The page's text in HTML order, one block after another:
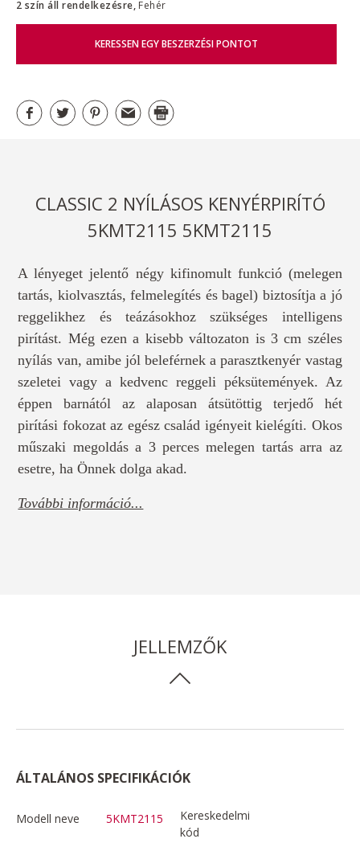
2 szín áll rendelkezésre, Fehér
KERESSEN EGY BESZERZÉSI PONTOT
CLASSIC 2 NYÍLÁSOS KENYÉRPIRÍTÓ
5KMT2115 5KMT2115
A lényeget jelentő négy kifinomult funkció (melegen
tartás, kiolvasztás, felmelegítés és bagel) biztosítja a jó
reggelikhez és teázásokhoz szükséges intelligens
pirítást. Még ezen a kisebb változaton is 3 cm széles
nyílás van, amibe jól beleférnek a parasztkenyér vastag
szeletei vagy a kedvenc reggeli péksütemények. Az
éppen barnától az alaposan átsütöttig terjedő hét
pirítási fokozat az egész család igényeit kielégíti. Okos
műszaki megoldás a 3 perces melegen tartás arra az
esetre, ha Önnek dolga akad.
További információ...
JELLEMZŐK
ÁLTALÁNOS SPECIFIKÁCIÓK
Modell neve 5KMT2115
Kereskedelmi
kód